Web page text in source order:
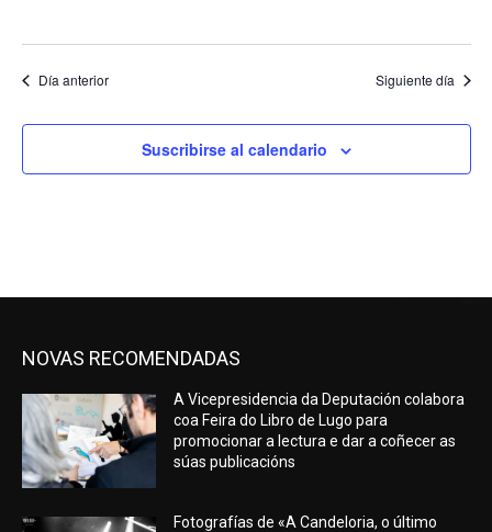
Día anterior Siguiente día
Suscribirse al calendario
NOVAS RECOMENDADAS
A Vicepresidencia da Deputación colabora
coa Feira do Libro de Lugo para
promocionar a lectura e dar a coñecer as
súas publicacións
Fotografías de «A Candeloria, o último